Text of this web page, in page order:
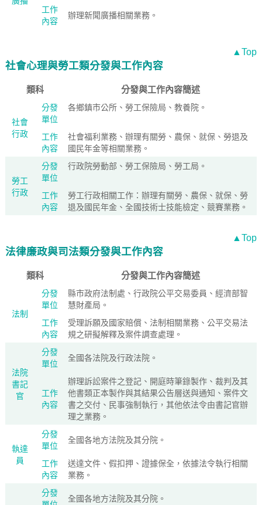
工作
內容
辦理新聞廣播相關業務。
▲Top
社會心理與勞工類分發與工作內容
類科 分發與工作內容簡述
社會
行政
分發
單位
各鄉鎮市公所、勞工保險局、教養院。
工作
內容
社會福利業務、辦理有關勞、農保、就保、勞退及
國民年金等相關業務。
勞工
行政
分發
單位
行政院勞動部、勞工保險局、勞工局。
工作
內容
勞工行政相關工作：辦理有關勞、農保、就保、勞
退及國民年金、全國技術士技能檢定、競賽業務。
▲Top
法律廉政與司法類分發與工作內容
類科 分發與工作內容簡述
法制
分發
單位
縣市政府法制處、行政院公平交易委員、經濟部智
慧財產局。
工作
內容
受理訴願及國家賠償、法制相關業務、公平交易法
規之研擬解釋及案件調查處理。
法院
書記
官
分發
單位
全國各法院及行政法院。
工作
內容
辦理訴訟案件之登記、開庭時筆錄製作、裁判及其
他書類正本製作與其結果公告層送與通知、案件文
書之交付、民事強制執行，其他依法令由書記官辦
理之業務。
執達
員
分發
單位
全國各地方法院及其分院。
工作
內容
送達文件、假扣押、證據保全，依據法令執行相關
業務。
分發
全國各地方法院及其分院。